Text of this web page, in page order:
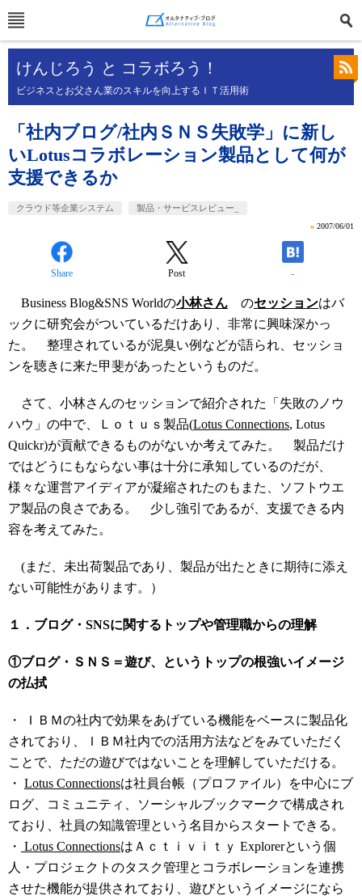
けんじろう と コラボろう！
ビジネスとお父さん業のスキルを向上するＩＴ活用術
「社内ブログ/社内ＳＮＳ失敗学」に新し
いLotusコラボレーション製品として何が
支援できるか
クラウド等企業システム 製品・サービスレビュー_
» 2007/06/01
Share Post -
Business Blog&SNS Worldの小林さん のセッションはバ
ックに研究会がついているだけあり、非常に興味深かっ
た。 整理されているが泥臭い例などが語られ、セッショ
ンを聴きに来た甲斐があったというものだ。
さて、小林さんのセッションで紹介された「失敗のノウ
ハウ」の中で、Ｌｏｔｕｓ製品(Lotus Connections, Lotus
Quickr)が貢献できるものがないか考えてみた。 製品だけ
ではどうにもならない事は十分に承知しているのだが、
様々な運営アイディアが凝縮されたのもまた、ソフトウエ
ア製品の良さである。 少し強引であるが、支援できる内
容を考えてみた。
(まだ、未出荷製品であり、製品が出たときに期待に添え
ない可能性があります。）
１．ブログ・SNSに関するトップや管理職からの理解
①ブログ・ＳＮＳ＝遊び、というトップの根強いイメージ
の払拭
・ ＩＢＭの社内で効果をあげている機能をベースに製品化
されており、ＩＢＭ社内での活用方法などをみていただく
ことで、ただの遊びではないことを理解していただける。
・ Lotus Connectionsは社員台帳（プロファイル）を中心にブ
ログ、コミュニティ、ソーシャルブックマークで構成され
ており、社員の知識管理という名目からスタートできる。
・ Lotus ConnectionsはＡｃｔｉｖｉｔｙ Explorerという個
人・プロジェクトのタスク管理とコラボレーションを連携
させた機能が提供されており、遊びというイメージになら